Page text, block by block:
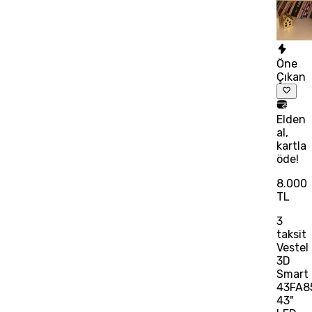
Öne
Çıkan
Elden
al,
kartla
öde!
8.000
TL
3
taksit
Vestel
3D
Smart
43"